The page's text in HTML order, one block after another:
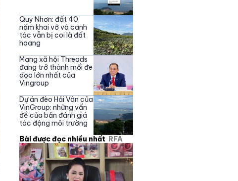
Quy Nhơn: đất 40
năm khai vỡ và canh
tác vẫn bị coi là đất
hoang
Mạng xã hội Threads
đang trở thành mối đe
dọa lớn nhất của
Vingroup
Dự án đèo Hải Vân của
VinGroup: những vấn
đề của bản đánh giá
tác động môi trường
Bài được đọc nhiều nhất RFA